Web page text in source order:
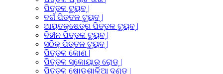
ପିତ୍ତଳ ଟ୍ୟୁବ୍ |
ବର୍ଗ ପିତ୍ତଳ ଟ୍ୟୁବ୍ |
ଆୟତକ୍ଷେତ୍ର ପିତ୍ତଳ ଟ୍ୟୁବ୍ |
ବିହୀନ ପିତ୍ତଳ ଟ୍ୟୁବ୍ |
ସଠିକ୍ ପିତ୍ତଳ ଟ୍ୟୁବ୍ |
ପିତ୍ତଳ କୋଣ |
ପିତ୍ତଳ ସ୍କୋୟାର୍ ରୋଡ୍ |
ପିତ୍ତଳ ଷୋଡଶାଳିଆ ଦଣ୍ଡ |